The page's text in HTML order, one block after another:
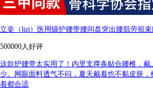
立姿（lizi）医用级护腰带腰间盘突出腰肌劳损
500000人好评
这款护腰带太实用了！内里支撑条贴合腰椎，
少。网眼面料透气不闷，夏天戴着也不黏皮肤
着都合适